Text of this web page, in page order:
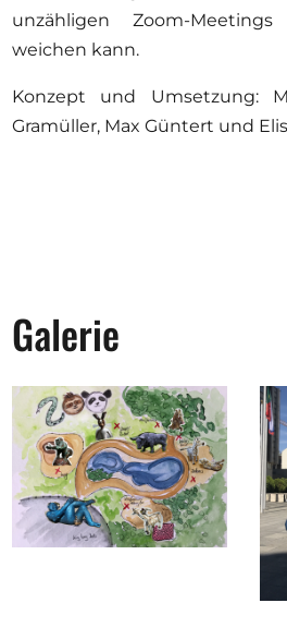
unzähligen Zoom-
weichen kann.
Konzept und Umsetzung:
Gramüller, Max Güntert und
Galerie